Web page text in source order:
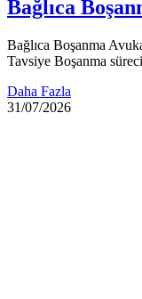
Bağlıca
Bağlıca Boşanma
Tavsiye Boşanma
Daha Fazla
31/07/2026